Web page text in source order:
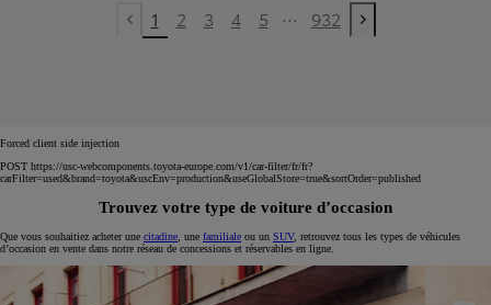
Previous page
1 2 3 4 5 ... 932
Next page
Forced client side injection
POST https://usc-webcomponents.toyota-europe.com/v1/car-filter/fr/fr?
carFilter=used&brand=toyota&uscEnv=production&useGlobalStore=true&sortOrder=published
Trouvez votre type de voiture d’occasion
Que vous souhaitiez acheter une citadine , une familiale ou un SUV, retrouvez tous les types de véhicules
d’occasion en vente dans notre réseau de concessions et réservables en ligne.